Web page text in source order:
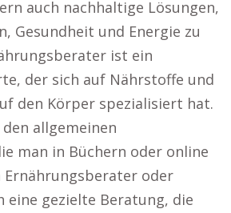
auch nachhaltige Lösungen,
Gesundheit und Energie zu
ist ein
der sich auf Nährstoffe und
den Körper spezialisiert hat.
allgemeinen
man in Büchern oder online
oder
eine gezielte Beratung, die